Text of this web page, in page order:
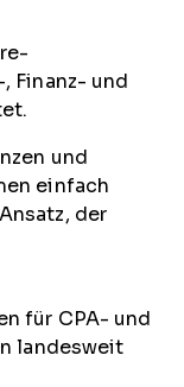
Finanz- und
und
einfach
der
für CPA- und
landesweit